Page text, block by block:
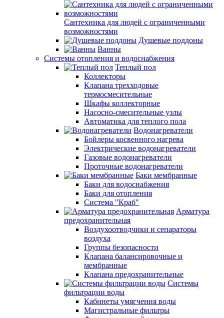
Сантехника для людей с ограниченными
возможностями
Душевые поддоны
Ванны
Системы отопления и водоснабжения
Теплый пол
Коллекторы
Клапана трехходовые
термосмесительные
Шкафы коллекторные
Насосно-смесительные узлы
Автоматика для теплого пола
Водонагреватели
Бойлеры косвенного нагрева
Электрические водонагреватели
Газовые водонагреватели
Проточные водонагреватели
Баки мембранные
Баки для водоснабжения
Баки для отопления
Система "Краб"
Арматура
предохранительная
Воздухоотводчики и сепараторы
воздуха
Группы безопасности
Клапана балансировочные и
мембранные
Клапана предохранительные
Системы
фильтрации воды
Кабинеты умягчения воды
Магистральные фильтры